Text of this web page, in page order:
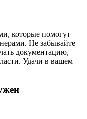
которые помогут
Не забывайте
документацию,
Удачи в вашем